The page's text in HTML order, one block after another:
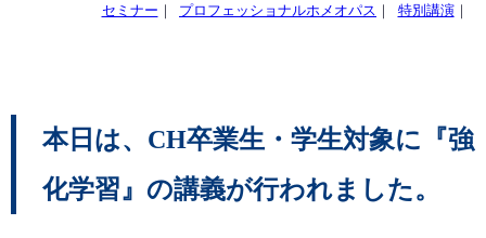
セミナー ｜ プロフェッショナルホメオパス ｜ 特別講演｜
本日は、CH卒業生・学生対象に『強
化学習』の講義が行われました。